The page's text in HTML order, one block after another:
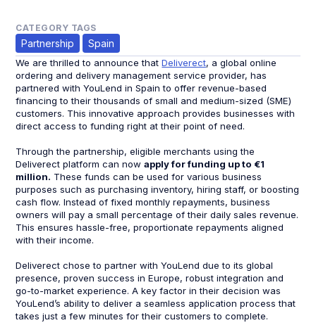
CATEGORY TAGS
Partnership Spain
We are thrilled to announce thatDeliverect, a global online
ordering and delivery management service provider, has
partnered with YouLend in Spain to offer revenue-based
financing to their thousands of small and medium-sized (SME)
customers. This innovative approach provides businesses with
direct access to funding right at their point of need.
Through the partnership, eligible merchants using the
Deliverect platform can nowapply for funding up to €1
million. These funds can be used for various business
purposes such as purchasing inventory, hiring staff, or boosting
cash flow. Instead of fixed monthly repayments, business
owners will pay a small percentage of their daily sales revenue.
This ensures hassle-free, proportionate repayments aligned
with their income.
Deliverect chose to partner with YouLend due to its global
presence, proven success in Europe, robust integration and
go-to-market experience. A key factor in their decision was
YouLend’s ability to deliver a seamless application process that
takes just a few minutes for their customers to complete.